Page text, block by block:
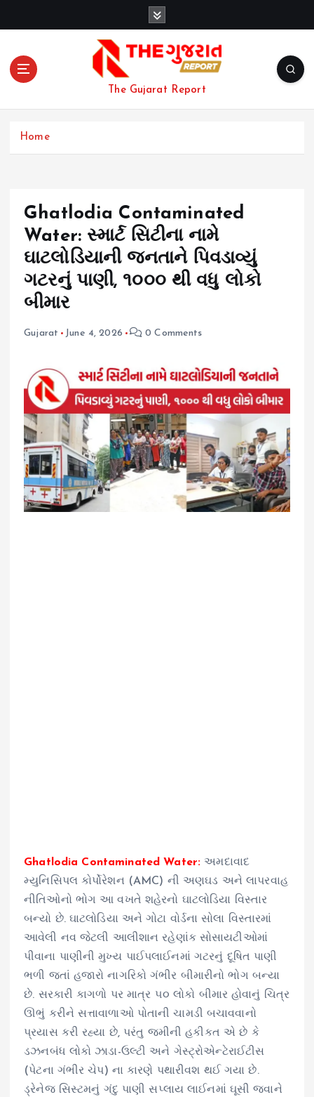
The Gujarat Report
Home
Ghatlodia Contaminated
Water: સ્માર્ટ સિટીના નામે
ઘાટલોડિયાની જનતાને પિવડાવ્યું
ગટરનું પાણી, ૧૦૦૦ થી વધુ લોકો
બીમાર
Gujarat June 4, 2026 0 Comments
Ghatlodia Contaminated Water: અમદાવાદ
મ્યુનિસિપલ કોર્પોરેશન (AMC) ની અણઘડ અને લાપરવાહ
નીતિઓનો ભોગ આ વખતે શહેરનો ઘાટલોડિયા વિસ્તાર
બન્યો છે. ઘાટલોડિયા અને ગોટા વોર્ડના સોલા વિસ્તારમાં
આવેલી નવ જેટલી આલીશાન રહેણાંક સોસાયટીઓમાં
પીવાના પાણીની મુખ્ય પાઈપલાઈનમાં ગટરનું દૂષિત પાણી
ભળી જતાં હજારો નાગરિકો ગંભીર બીમારીનો ભોગ બન્યા
છે. સરકારી કાગળો પર માત્ર ૫૦ લોકો બીમાર હોવાનું ચિત્ર
ઊભું કરીને સત્તાવાળાઓ પોતાની ચામડી બચાવવાનો
પ્રયાસ કરી રહ્યા છે, પરંતુ જમીની હકીકત એ છે કે
ડઝનબંધ લોકો ઝાડા-ઉલ્ટી અને ગેસ્ટ્રોએન્ટેરાઈટીસ
(પેટના ગંભીર ચેપ) ના કારણે પથારીવશ થઈ ગયા છે.
ડ્રેનેજ સિસ્ટમનું ગંદુ પાણી સપ્લાય લાઈનમાં ઘૂસી જવાને